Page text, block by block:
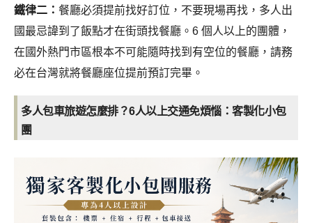
鐵律二： 餐廳必須提前找好訂位，不要現場再找，多人出
國最忌諱到了飯點才在街頭找餐廳。6 個人以上的團體，
在國外熱門市區根本不可能隨時找到有空位的餐廳，請務
必在台灣就將餐廳座位提前預訂完畢。
多人包車旅遊怎麼排？6人以上交通免煩惱：客製化小包
團